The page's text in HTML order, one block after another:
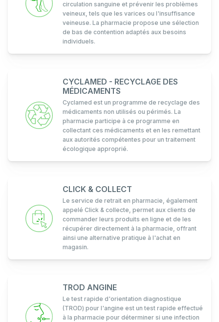
circulation sanguine et prévenir les problèmes
veineux, tels que les varices ou l'insuffisance
veineuse. La pharmacie propose une sélection
de bas de contention adaptés aux besoins
individuels.
CYCLAMED - RECYCLAGE DES
MÉDICAMENTS
Cyclamed est un programme de recyclage des
médicaments non utilisés ou périmés. La
pharmacie participe à ce programme en
collectant ces médicaments et en les remettant
aux autorités compétentes pour un traitement
écologique approprié.
CLICK & COLLECT
Le service de retrait en pharmacie, également
appelé Click & collecte, permet aux clients de
commander leurs produits en ligne et de les
récupérer directement à la pharmacie, offrant
ainsi une alternative pratique à l'achat en
magasin.
TROD ANGINE
Le test rapide d'orientation diagnostique
(TROD) pour l'angine est un test rapide effectué
à la pharmacie pour déterminer si une infection